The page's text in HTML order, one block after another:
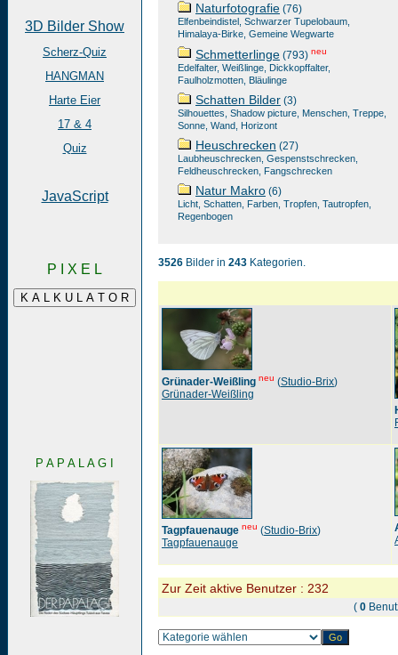
3D Bilder Show
Scherz-Quiz
HANGMAN
Harte Eier
17 & 4
Quiz
JavaScript
P I X E L
P A P A L A G I
Naturfotografie (76)
Elfenbeindistel, Schwarzer Tupelobaum,
Himalaya-Birke, Gemeine Wegwarte
Schmetterlinge (793) neu
Edelfalter, Weißlinge, Dickkopffalter,
Faulholzmotten, Bläulinge
Schatten Bilder (3)
Silhouettes, Shadow picture, Menschen, Treppe,
Sonne, Wand, Horizont
Heuschrecken (27)
Laubheuschrecken, Gespenstschrecken,
Feldheuschrecken, Fangschrecken
Natur Makro (6)
Licht, Schatten, Farben, Tropfen, Tautropfen,
Regenbogen
3526 Bilder in 243 Kategorien.
Grünader-Weißling neu (Studio-Brix)
Grünader-Weißling
Tagpfauenauge neu (Studio-Brix)
Tagpfauenauge
Zur Zeit aktive Benutzer : 232
( 0